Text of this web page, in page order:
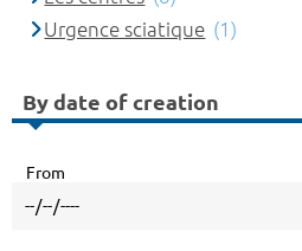
Urgence sciatique (1)
By date of creation
From